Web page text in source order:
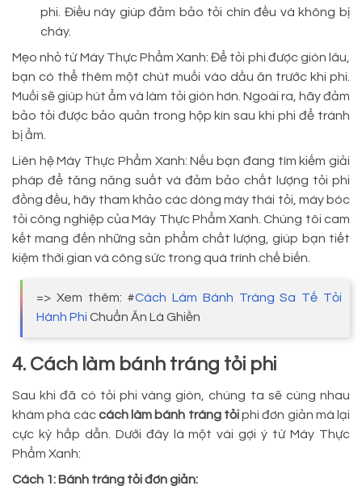
phi. Điều này giúp đảm bảo tỏi chín đều và không bị
cháy.
Mẹo nhỏ từ Máy Thực Phẩm Xanh: Để tỏi phi được giòn lâu,
bạn có thể thêm một chút muối vào dầu ăn trước khi phi.
Muối sẽ giúp hút ẩm và làm tỏi giòn hơn. Ngoài ra, hãy đảm
bảo tỏi được bảo quản trong hộp kín sau khi phi để tránh
bị ẩm.
Liên hệ Máy Thực Phẩm Xanh: Nếu bạn đang tìm kiếm giải
pháp để tăng năng suất và đảm bảo chất lượng tỏi phi
đồng đều, hãy tham khảo các dòng máy thái tỏi, máy bóc
tỏi công nghiệp của Máy Thực Phẩm Xanh. Chúng tôi cam
kết mang đến những sản phẩm chất lượng, giúp bạn tiết
kiệm thời gian và công sức trong quá trình chế biến.
=> Xem thêm: #Cách Làm Bánh Tráng Sa Tế Tỏi
Hành Phi Chuẩn Ăn Là Ghiền
4. Cách làm bánh tráng tỏi phi
Sau khi đã có tỏi phi vàng giòn, chúng ta sẽ cùng nhau
khám phá cáccách làm bánh tráng tỏiphi đơn giản mà lại
cực kỳ hấp dẫn. Dưới đây là một vài gợi ý từ Máy Thực
Phẩm Xanh:
Cách 1: Bánh tráng tỏi đơn giản: